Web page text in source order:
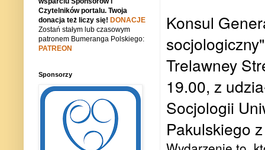
Konsul
Trelawney
19.00, z
Socjologii
Pakulskiego
Czytelników portalu. Twoja
donacja też liczy się! DONACJE
Zostań stałym lub czasowym
patronem Bumeranga Polskiego:
PATREON
Sponsorzy